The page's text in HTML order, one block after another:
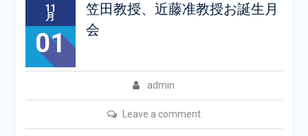
11
月
01
笠田教授、近藤准教授お誕生月
会
admin
Leave a comment